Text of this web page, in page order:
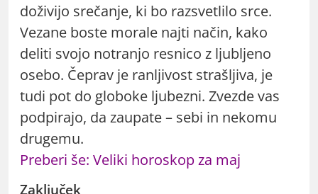
doživijo srečanje, ki bo razsvetlilo srce.
Vezane boste morale najti način, kako
deliti svojo notranjo resnico z ljubljeno
osebo. Čeprav je ranljivost strašljiva, je
tudi pot do globoke ljubezni. Zvezde vas
podpirajo, da zaupate – sebi in nekomu
drugemu.
Preberi še: Veliki horoskop za maj
Zaključek